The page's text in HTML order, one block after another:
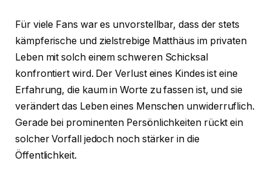
Für viele Fans war es unvorstellbar, dass der stets
kämpferische und zielstrebige Matthäus im privaten
Leben mit solch einem schweren Schicksal
konfrontiert wird. Der Verlust eines Kindes ist eine
Erfahrung, die kaum in Worte zu fassen ist, und sie
verändert das Leben eines Menschen unwiderruflich.
Gerade bei prominenten Persönlichkeiten rückt ein
solcher Vorfall jedoch noch stärker in die
Öffentlichkeit.